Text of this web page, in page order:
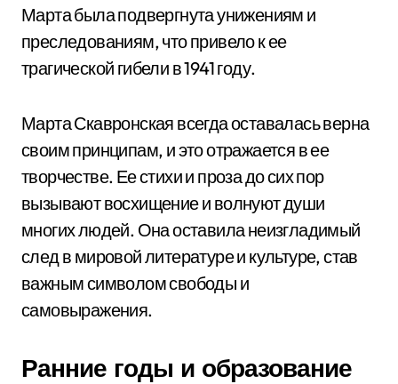
Марта была подвергнута унижениям и
преследованиям, что привело к ее
трагической гибели в 1941 году.
Марта Скавронская всегда оставалась верна
своим принципам, и это отражается в ее
творчестве. Ее стихи и проза до сих пор
вызывают восхищение и волнуют души
многих людей. Она оставила неизгладимый
след в мировой литературе и культуре, став
важным символом свободы и
самовыражения.
Ранние годы и образование